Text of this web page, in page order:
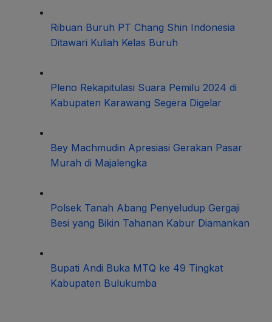
Ribuan Buruh PT Chang Shin Indonesia
Ditawari Kuliah Kelas Buruh
Pleno Rekapitulasi Suara Pemilu 2024 di
Kabupaten Karawang Segera Digelar
Bey Machmudin Apresiasi Gerakan Pasar
Murah di Majalengka
Polsek Tanah Abang Penyeludup Gergaji
Besi yang Bikin Tahanan Kabur Diamankan
Bupati Andi Buka MTQ ke 49 Tingkat
Kabupaten Bulukumba